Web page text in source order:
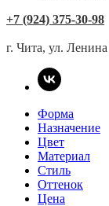
+7 (924) 375-30-98
г. Чита, ул.
Форма
Назначение
Цвет
Материал
Стиль
Оттенок
Цена